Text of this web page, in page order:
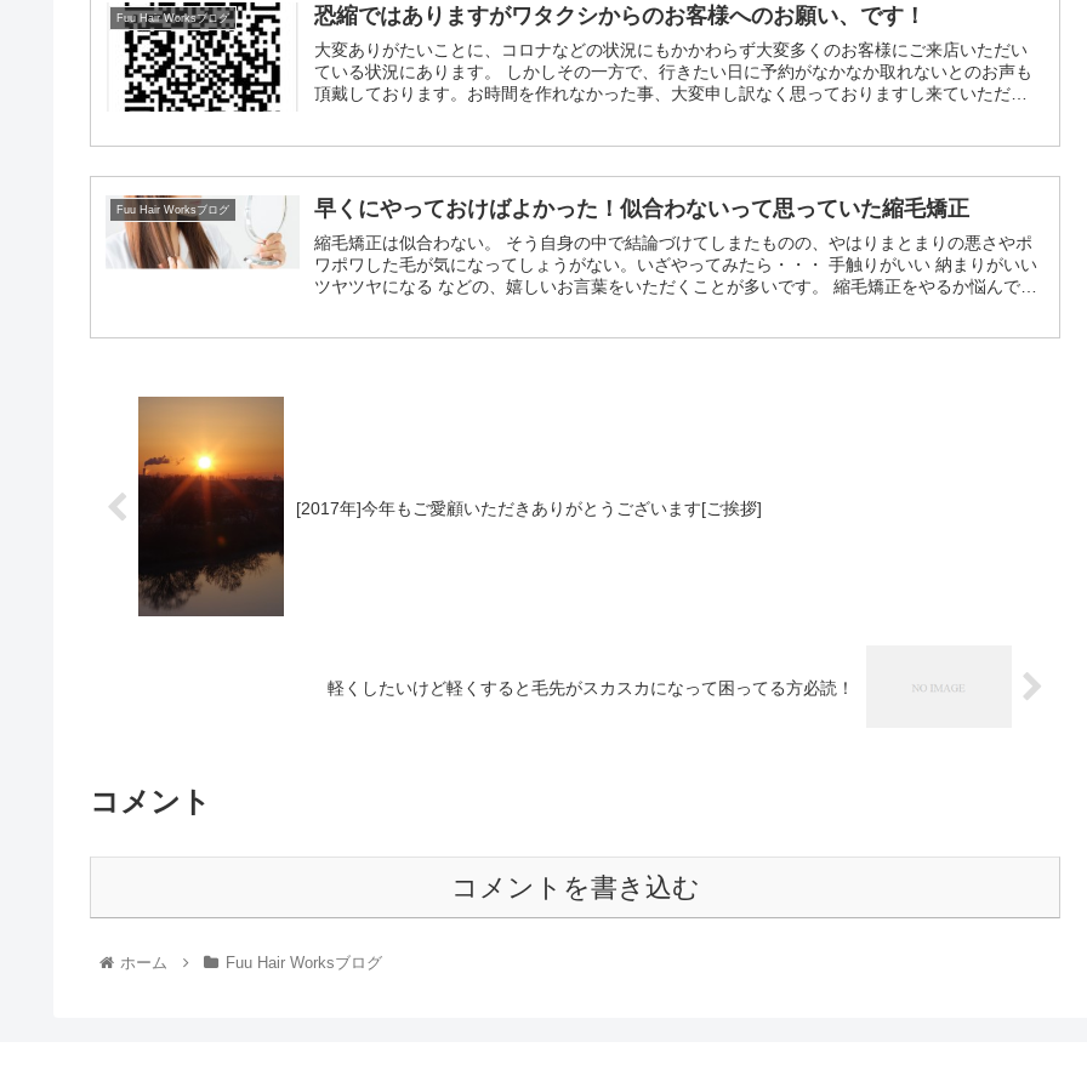
Fuu Hair Worksブログ 恐縮ではありますがワタクシからのお客様へのお願い、です！
大変ありがたいことに、コロナなどの状況にもかかわらず大変多くのお客様にご来店いただい
ている状況にあります。 しかしその一方で、行きたい日に予約がなかなか取れないとのお声も
頂戴しております。お時間を作れなかった事、大変申し訳なく思っておりますし来ていただけ
Fuu Hair Worksブログ 早くにやっておけばよかった！似合わないって思っていた縮毛矯正
縮毛矯正は似合わない。 そう自身の中で結論づけてしまたものの、やはりまとまりの悪さやポ
ワポワした毛が気になってしょうがない。いざやってみたら・・・ 手触りがいい 納まりがいい
ツヤツヤになる などの、嬉しいお言葉をいただくことが多いです。 縮毛矯正をやるか悩んでい
[2017年]今年もご愛顧いただきありがとうございます[ご挨拶]
軽くしたいけど軽くすると毛先がスカスカになって困ってる方必読！
コメント
コメントを書き込む
ホーム Fuu Hair Worksブログ